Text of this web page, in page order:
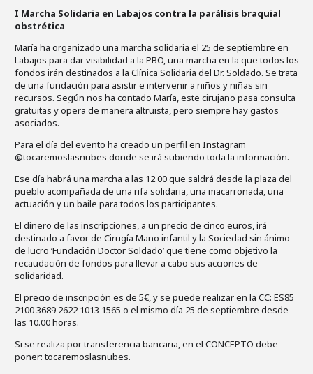
I Marcha Solidaria en Labajos contra la parálisis braquial
obstrética
María ha organizado una marcha solidaria el 25 de septiembre en
Labajos para dar visibilidad a la PBO, una marcha en la que todos los
fondos irán destinados a la Clínica Solidaria del Dr. Soldado. Se trata
de una fundación para asistir e intervenir a niños y niñas sin
recursos. Según nos ha contado María, este cirujano pasa consulta
gratuitas y opera de manera altruista, pero siempre hay gastos
asociados.
Para el día del evento ha creado un perfil en Instagram
@tocaremoslasnubes donde se irá subiendo toda la información.
Ese día habrá una marcha a las 12.00 que saldrá desde la plaza del
pueblo acompañada de una rifa solidaria, una macarronada, una
actuación y un baile para todos los participantes.
El dinero de las inscripciones, a un precio de cinco euros, irá
destinado a favor de Cirugía Mano infantil y la Sociedad sin ánimo
de lucro ‘Fundación Doctor Soldado’ que tiene como objetivo la
recaudación de fondos para llevar a cabo sus acciones de
solidaridad.
El precio de inscripción es de 5€, y se puede realizar en la CC: ES85
2100 3689 2622 1013 1565 o el mismo día 25 de septiembre desde
las 10.00 horas.
Si se realiza por transferencia bancaria, en el CONCEPTO debe
poner: tocaremoslasnubes.